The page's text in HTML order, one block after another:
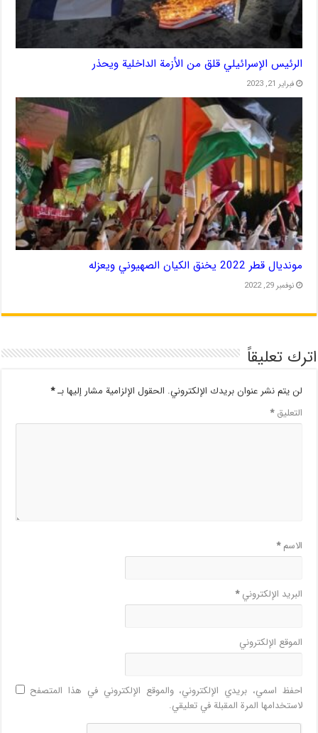
الرئيس الإسرائيلي قلق من الأزمة الداخلية ويحذر
فبراير 21, 2023
مونديال قطر 2022 يخنق الكيان الصهيوني ويعزله
نوفمبر 29, 2022
اترك تعليقاً
لن يتم نشر عنوان بريدك الإلكتروني. الحقول الإلزامية مشار إليها بـ*
التعليق*
الاسم*
البريد الإلكتروني*
الموقع الإلكتروني
احفظ اسمي، بريدي الإلكتروني، والموقع الإلكتروني في هذا المتصفح
لاستخدامها المرة المقبلة في تعليقي.